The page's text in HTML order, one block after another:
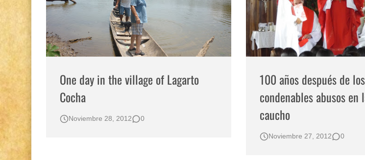
One day in the village of Lagarto
Cocha
Noviembre 28, 2012 0
100 años después de los
condenables abusos en
caucho
Noviembre 27, 2012 0